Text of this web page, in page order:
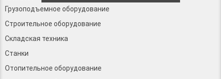
Грузоподъемное оборудование
Строительное оборудование
Складская техника
Станки
Отопительное оборудование